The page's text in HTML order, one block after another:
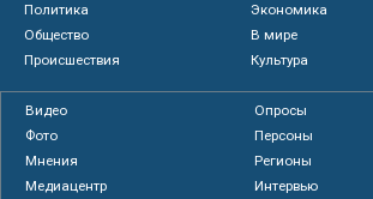
Политика
Экономика
Общество
В мире
Происшествия
Культура
Видео
Опросы
Фото
Персоны
Мнения
Регионы
Медиацентр
Интервью